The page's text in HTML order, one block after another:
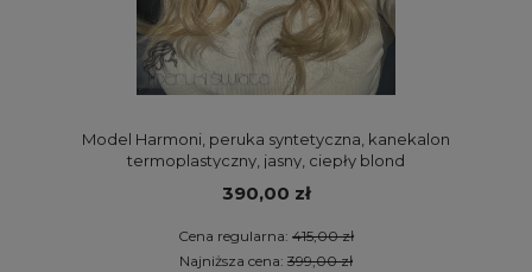
Model Harmoni, peruka syntetyczna, kanekalon
termoplastyczny, jasny, ciepły blond
390,00 zł
Cena regularna: 415,00 zł
Najniższa cena: 399,00 zł